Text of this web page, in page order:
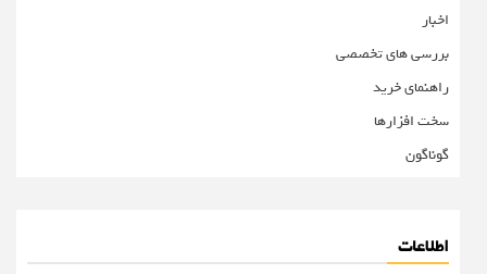
اخبار
بررسی های تخصصی
راهنمای خرید
سخت افزارها
گوناگون
اطلاعات